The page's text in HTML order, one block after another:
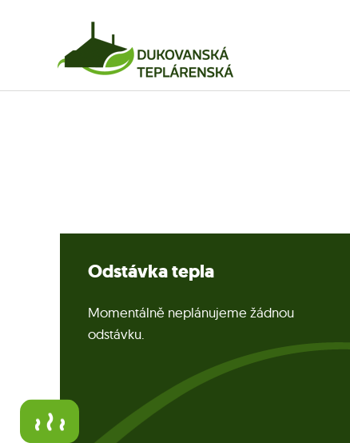
Odstávka tepla
Momentálně neplánujeme žádnou
odstávku.